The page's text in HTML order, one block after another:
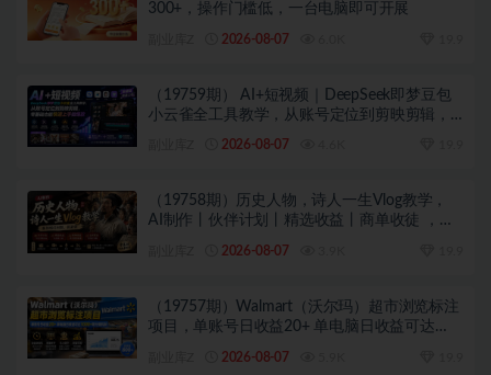
300+，操作门槛低，一台电脑即可开展
2026-08-07
（19759期） AI+短视频｜DeepSeek即梦豆包
小云雀全工具教学，从账号定位到剪映剪辑，
2026-08-07
（19758期）历史人物，诗人一生Vlog教学，
AI制作丨伙伴计划丨精选收益丨商单收徒 ，新
2026-08-07
（19757期）Walmart（沃尔玛）超市浏览标注
项目，单账号日收益20+ 单电脑日收益可达
2026-08-07